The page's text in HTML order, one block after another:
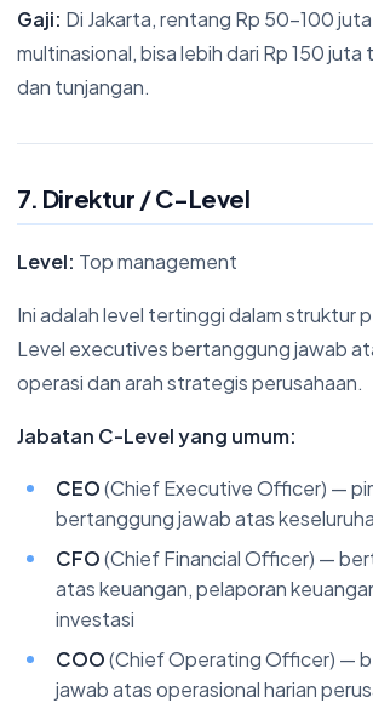
Gaji: Di Jakarta, rentang Rp 50-100
multinasional, bisa lebih dari Rp 150 juta
dan tunjangan.
7. Direktur / C-Level
Level: Top management
Ini adalah level tertinggi dalam struktur
Level executives bertanggung jawab
operasi dan arah strategis perusahaan.
Jabatan C-Level yang umum:
CEO(Chief Executive Officer) —
bertanggung jawab atas
CFO(Chief Financial Officer) —
atas keuangan, pelaporan
investasi
COO(Chief Operating Officer) —
jawab atas operasional harian